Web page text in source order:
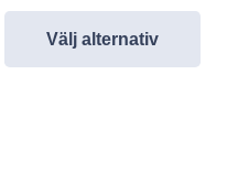
Välj alternativ